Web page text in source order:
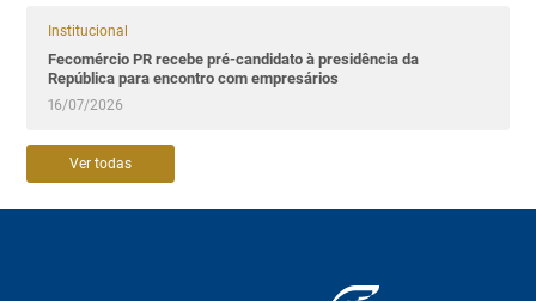
Institucional
Fecomércio PR recebe pré-candidato à presidência da
República para encontro com empresários
16/07/2026
Ver todas